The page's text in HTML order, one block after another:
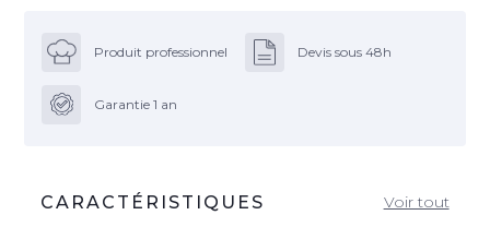
Produit professionnel Devis sous 48h
Garantie 1 an
CARACTÉRISTIQUES Voir tout